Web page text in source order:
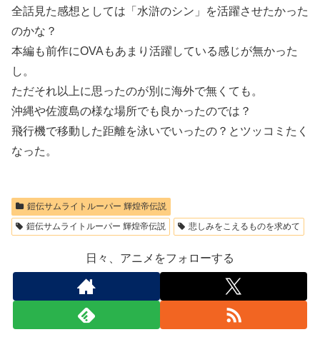
全話見た感想としては「水滸のシン」を活躍させたかった
のかな？
本編も前作にOVAもあまり活躍している感じが無かった
し。
ただそれ以上に思ったのが別に海外で無くても。
沖縄や佐渡島の様な場所でも良かったのでは？
飛行機で移動した距離を泳いでいったの？とツッコミたく
なった。
鎧伝サムライトルーパー 輝煌帝伝説
鎧伝サムライトルーパー 輝煌帝伝説
悲しみをこえるものを求めて
日々、アニメをフォローする